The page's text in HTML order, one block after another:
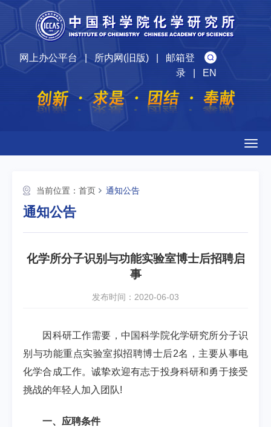
网上办公平台|所内网(旧版)| 邮箱登
录| EN
当前位置： 首页 通知公告
通知公告
化学所分子识别与功能实验室博士后招聘启
事
发布时间：2020-06-03
因科研工作需要，中国科学院化学研究所分子识
别与功能重点实验室拟招聘博士后2名，主要从事电
化学合成工作。诚挚欢迎有志于投身科研和勇于接受
挑战的年轻人加入团队!
一、应聘条件